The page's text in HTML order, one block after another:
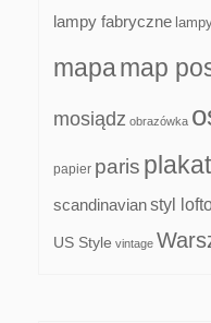
lampy fabryczne
mapamap
mosiądz obrazówka
papier paris plakat
scandinavianstyl
US Style vintage